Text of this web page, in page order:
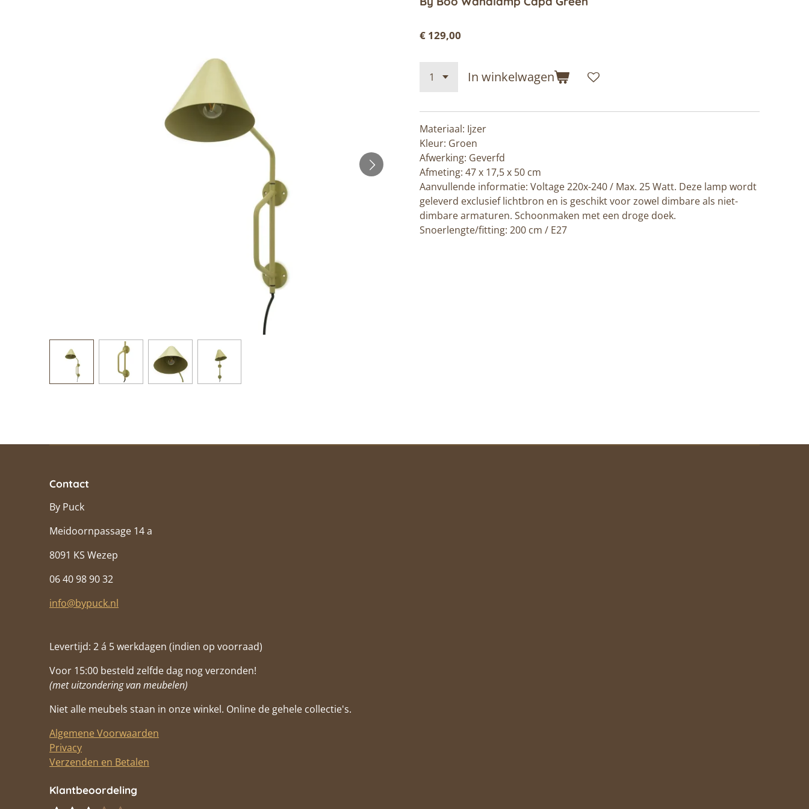
€ 129,00
In winkelwagen
Materiaal: Ijzer
Kleur: Groen
Afwerking: Geverfd
Afmeting: 47 x 17,5 x 50 cm
Aanvullende informatie: Voltage 220x-240 / Max. 25 Watt. Deze lamp wordt
geleverd exclusief lichtbron en is geschikt voor zowel dimbare als niet-
dimbare armaturen. Schoonmaken met een droge doek.
Snoerlengte/fitting: 200 cm / E27
Contact
By Puck
Meidoornpassage 14 a
8091 KS Wezep
06 40 98 90 32
info@bypuck.nl
Levertijd: 2 á 5 werkdagen (indien op voorraad)
Voor 15:00 besteld zelfde dag nog verzonden!
(met uitzondering van meubelen)
Niet alle meubels staan in onze winkel. Online de gehele collectie's.
Algemene Voorwaarden
Privacy
Verzenden en Betalen
Klantbeoordeling